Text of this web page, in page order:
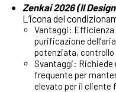
Zenkai 2026 (Il
L’icona del
Vantaggi: Efficienza
purificazione
potenziata, controllo
Svantaggi:
frequente per
elevato per il cliente